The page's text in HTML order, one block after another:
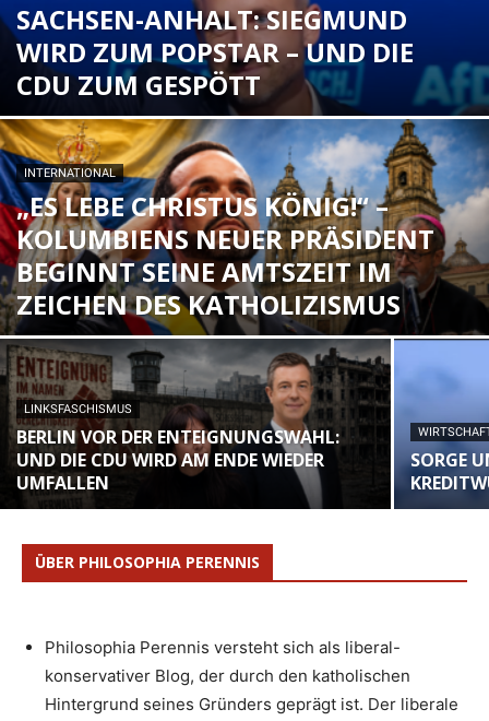
SACHSEN-ANHALT: SIEGMUND
WIRD ZUM POPSTAR – UND DIE
CDU ZUM GESPÖTT
INTERNATIONAL
„ES LEBE CHRISTUS KÖNIG!“ –
KOLUMBIENS NEUER PRÄSIDENT
BEGINNT SEINE AMTSZEIT IM
ZEICHEN DES KATHOLIZISMUS
LINKSFASCHISMUS
BERLIN VOR DER ENTEIGNUNGSWAHL:
UND DIE CDU WIRD AM ENDE WIEDER
UMFALLEN
SORGE
ÜBER PHILOSOPHIA PERENNIS
Philosophia Perennis versteht sich als liberal-
konservativer Blog, der durch den katholischen
Hintergrund seines Gründers geprägt ist. Der liberale